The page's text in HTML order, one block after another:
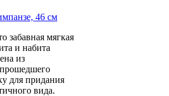
забавная мягкая
и набита
из
для придания
вида.